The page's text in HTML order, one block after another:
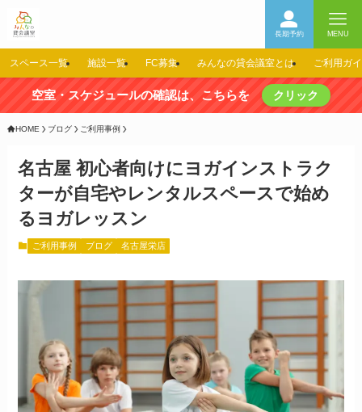
長期予約 MENU
スペース一覧 施設一覧 FC募集 みんなの貸会議室とは ご利用ガ
空室・スケジュールの確認は、こちらを クリック
HOME ブログ ご利用事例
名古屋 初心者向けにヨガインストラク
ターが自宅やレンタルスペースで始め
るヨガレッスン
ご利用事例 ブログ 名古屋栄店